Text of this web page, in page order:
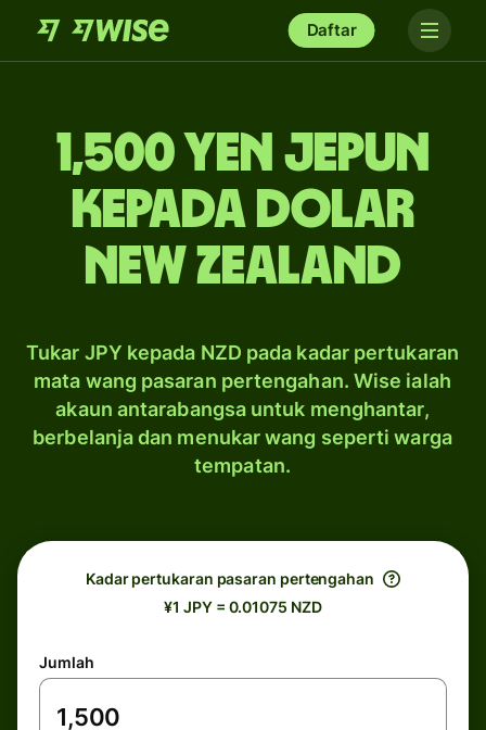
Daftar
1,500 yen Jepun
kepada dolar
New Zealand
Tukar JPY kepada NZD pada kadar pertukaran
mata wang pasaran pertengahan. Wise ialah
akaun antarabangsa untuk menghantar,
berbelanja dan menukar wang seperti warga
tempatan.
Kadar pertukaran pasaran pertengahan
¥1 JPY = 0.01075 NZD
Jumlah